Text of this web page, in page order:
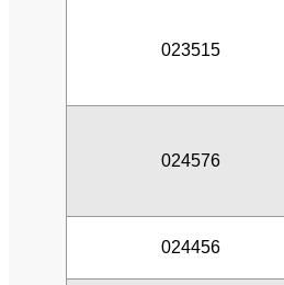
023515
024576
024456